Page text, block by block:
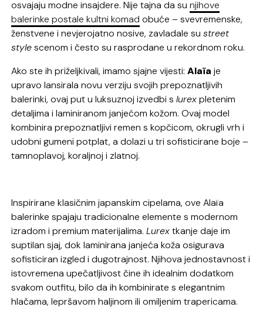
osvajaju modne insajdere. Nije tajna da sunjihove
balerinke postale kultni komad obuće – svevremenske,
ženstvene i nevjerojatno nosive, zavladale sustreet
stylescenom i često su rasprodane u rekordnom roku.
Ako ste ih priželjkivali, imamo sjajne vijesti:Alaïa je
upravo lansirala novu verziju svojih prepoznatljivih
balerinki, ovaj put u luksuznoj izvedbi slurexpletenim
detaljima i laminiranom janjećom kožom. Ovaj model
kombinira prepoznatljivi remen s kopčicom, okrugli vrh i
udobni gumeni potplat, a dolazi u tri sofisticirane boje –
tamnoplavoj, koraljnoj i zlatnoj.
Inspirirane klasičnim japanskim cipelama, ove Alaïa
balerinke spajaju tradicionalne elemente s modernom
izradom i premium materijalima.Lurextkanje daje im
suptilan sjaj, dok laminirana janjeća koža osigurava
sofisticiran izgled i dugotrajnost. Njihova jednostavnost i
istovremena upečatljivost čine ih idealnim dodatkom
svakom outfitu, bilo da ih kombinirate s elegantnim
hlačama, lepršavom haljinom ili omiljenim trapericama.